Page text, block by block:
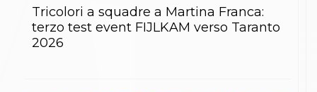
Lotta
La disciplina
News
Tricolori a squadre a Martina Franca:
terzo test event FIJLKAM verso Taranto
2026